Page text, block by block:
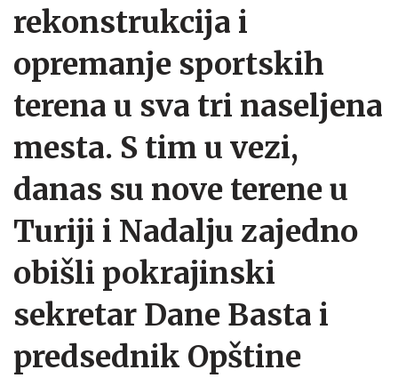
rekonstrukcija i
opremanje sportskih
terena u sva tri naseljena
mesta. S tim u vezi,
danas su nove terene u
Turiji i Nadalju zajedno
obišli pokrajinski
sekretar Dane Basta i
predsednik Opštine